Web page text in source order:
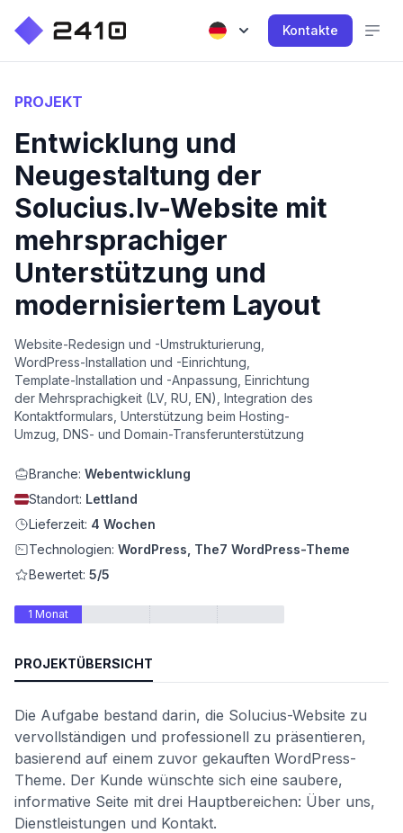
Kontakte
PROJEKT
Entwicklung und
Neugestaltung der
Solucius.lv-Website mit
mehrsprachiger
Unterstützung und
modernisiertem Layout
Website-Redesign und -Umstrukturierung,
WordPress-Installation und -Einrichtung,
Template-Installation und -Anpassung, Einrichtung
der Mehrsprachigkeit (LV, RU, EN), Integration des
Kontaktformulars, Unterstützung beim Hosting-
Umzug, DNS- und Domain-Transferunterstützung
Branche: Webentwicklung
Standort: Lettland
Lieferzeit: 4 Wochen
Technologien: WordPress, The7 WordPress-Theme
Bewertet: 5/5
1 Monat
PROJEKTÜBERSICHT
Die Aufgabe bestand darin, die Solucius-Website zu
vervollständigen und professionell zu präsentieren,
basierend auf einem zuvor gekauften WordPress-
Theme. Der Kunde wünschte sich eine saubere,
informative Seite mit drei Hauptbereichen: Über uns,
Dienstleistungen und Kontakt.